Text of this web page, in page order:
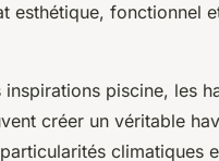
esthétique, fonctionnel
inspirations piscine, les
créer un véritable
climatiques